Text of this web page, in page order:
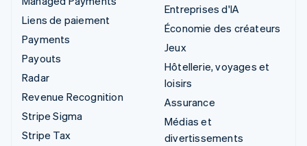
Liens de paiement
Payments
Payouts
Radar
Revenue Recognition
Stripe Sigma
Stripe Tax
Entreprises d'IA
Économie des créateurs
Jeux
Hôtellerie, voyages et
loisirs
Assurance
Médias et
divertissements